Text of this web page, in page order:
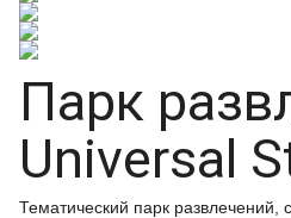
Парк
Universal
Тематический парк развлечений,